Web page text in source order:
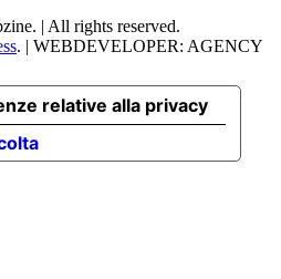
| All rights reserved.
. | WEBDEVELOPER: AGENCY
relative alla privacy